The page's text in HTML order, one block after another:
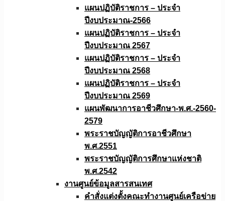
แผนปฏิบัติราชการ – ประจำ
ปีงบประมาณ-2566
แผนปฏิบัติราชการ – ประจำ
ปีงบประมาณ 2567
แผนปฏิบัติราชการ – ประจำ
ปีงบประมาณ 2568
แผนปฏิบัติราชการ – ประจำ
ปีงบประมาณ 2569
แผนพัฒนาการอาชีวศึกษา-พ.ศ.-2560-
2579
พระราชบัญญัติการอาชีวศึกษา
พ.ศ.2551
พระราชบัญญัติการศึกษาแห่งชาติ
พ.ศ.2542
งานศูนย์ข้อมูลสารสนเทศ
คำสั่งแต่งตั้งคณะทำงานศูนย์เครือข่าย